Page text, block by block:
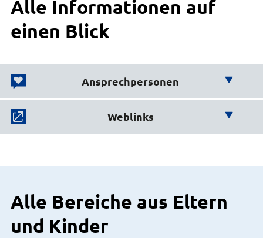
Alle Informationen auf
einen Blick
Ansprechpersonen
Wir helfen Ihnen weiter!
E-Mail senden
Gebäude 2, Eingang H, Zimmer 200
Weblinks
Infotool des
Bundesministeriums für Familie,
Senioren, Frauen und Jugend
Alle Bereiche aus Eltern
und Kinder